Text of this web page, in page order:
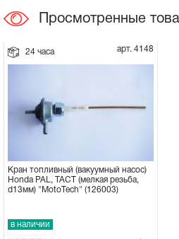
Навесное и запчасти к нему
Просмотренные
24 часа арт. 4148
Кран топливный (вакуумный насос)
Honda PAL, TACT (мелкая резьба,
d13мм) "MotoTech" (126003)
в наличии